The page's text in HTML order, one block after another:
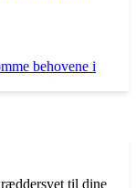
behovene i
til dine